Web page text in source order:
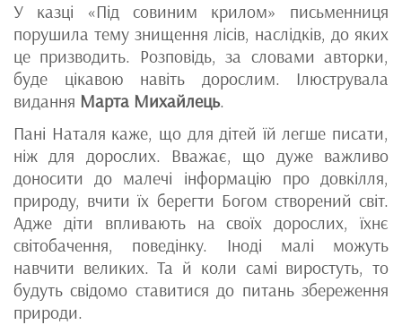
У казці «Під совиним крилом» письменниця
порушила тему знищення лісів, наслідків, до яких
це призводить. Розповідь, за словами авторки,
буде цікавою навіть дорослим. Ілюструвала
видання Марта Михайлець.
Пані Наталя каже, що для дітей їй легше писати,
ніж для дорослих. Вважає, що дуже важливо
доносити до малечі інформацію про довкілля,
природу, вчити їх берегти Богом створений світ.
Адже діти впливають на своїх дорослих, їхнє
світобачення, поведінку. Іноді малі можуть
навчити великих. Та й коли самі виростуть, то
будуть свідомо ставитися до питань збереження
природи.